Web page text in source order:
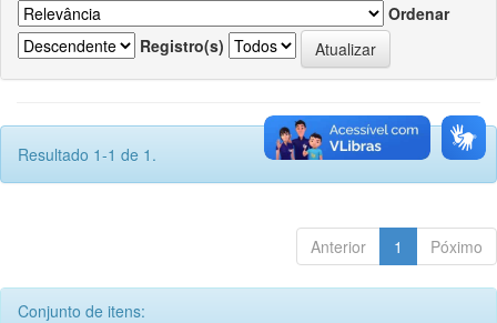
Ordenar
Registro(s)
Resultado 1-1 de 1.
Anterior 1 Póximo
Conjunto de itens: